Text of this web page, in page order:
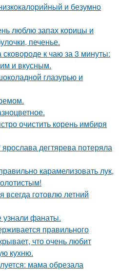
и безумно
люблю запах корицы и
печенье.
к чаю за 3 минуты:
и вкусным.
глазурью и
очистить корень имбиря
дегтярева потеряла
карамелизовать лук,
всегда готовлю летний
узнали фанаты.
правильного
что очень любит
кухню.
мама обрезала